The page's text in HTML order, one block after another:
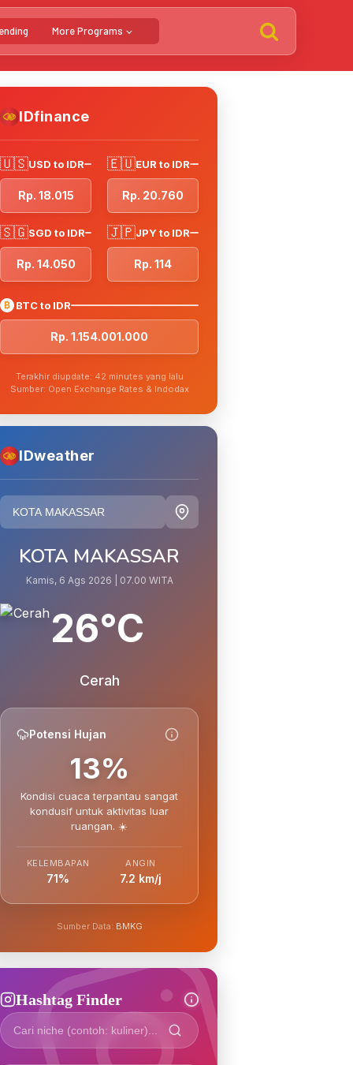
More Programs
IDfinance
🇺🇸USD to IDR
Rp. 18.015
🇪🇺EUR to IDR
Rp. 20.760
🇸🇬SGD to IDR
Rp. 14.050
🇯🇵JPY to IDR
Rp. 114
₿ BTC to IDR
Rp. 1.154.001.000
Terakhir diupdate: 42 minutes yang lalu
Sumber: Open Exchange Rates & Indodax
IDweather
KOTA MAKASSAR
Kamis, 6 Ags 2026 | 07.00 WITA
26°C
Cerah
Potensi Hujan
13%
Kondisi cuaca terpantau sangat
kondusif untuk aktivitas luar
ruangan. ☀️
KELEMBAPAN
71%
ANGIN
7.2 km/j
Sumber Data: BMKG
Hashtag Finder